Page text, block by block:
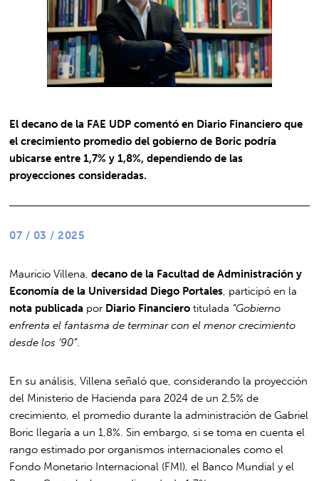
El decano de la FAE UDP comentó en Diario Financiero que
el crecimiento promedio del gobierno de Boric podría
ubicarse entre 1,7% y 1,8%, dependiendo de las
proyecciones consideradas.
07 / 03 / 2025
Mauricio Villena,decano de la Facultad de Administración y
Economía de la Universidad Diego Portales , participó en la
nota publicada por Diario Financiero titulada “Gobierno
enfrenta el fantasma de terminar con el menor crecimiento
desde los ’90”.
En su análisis, Villena señaló que, considerando la proyección
del Ministerio de Hacienda para 2024 de un 2,5% de
crecimiento, el promedio durante la administración de Gabriel
Boric llegaría a un 1,8%. Sin embargo, si se toma en cuenta el
rango estimado por organismos internacionales como el
Fondo Monetario Internacional (FMI), el Banco Mundial y el